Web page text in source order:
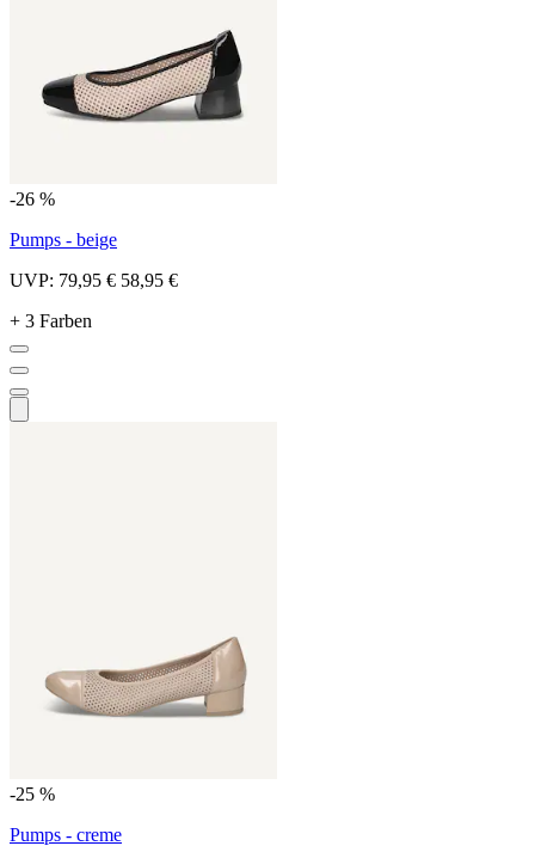
-26 %
Pumps - beige
UVP: 79,95 € 58,95 €
+ 3 Farben
-25 %
Pumps - creme